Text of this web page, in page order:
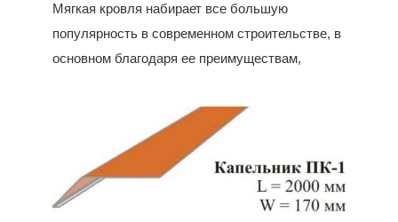
Мягкая кровля набирает все большую
популярность в современном строительстве, в
основном благодаря ее преимуществам,